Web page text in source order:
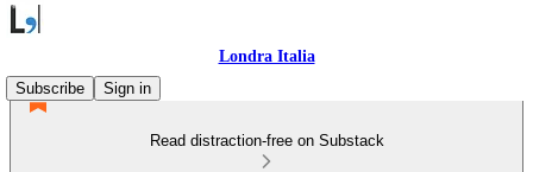
Londra Italia
Subscribe
Sign in
Read distraction-free on Substack